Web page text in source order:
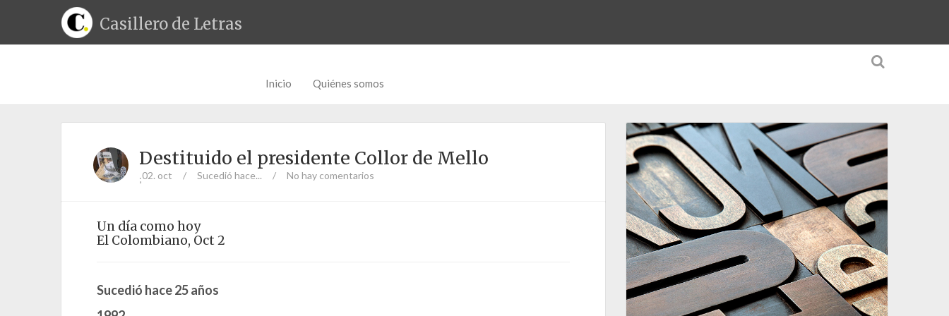
Casillero de Letras
Inicio Quiénes somos
Destituido el presidente Collor de Mello
;02. oct / Sucedió hace... / No hay comentarios
Un día como hoy
El Colombiano, Oct 2
Sucedió hace 25 años